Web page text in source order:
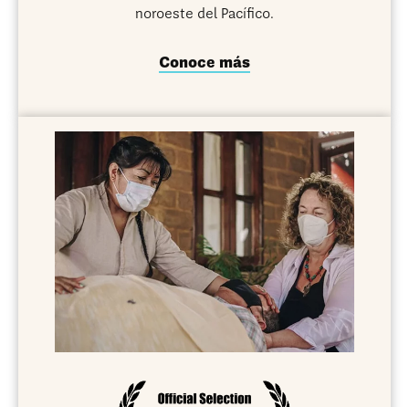
noroeste del Pacífico.
Conoce más